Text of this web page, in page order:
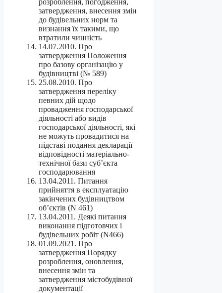
розроблення, погодження,
затвердження, внесення змін
до будівельних норм та
визнання їх такими, що
втратили чинність
14.07.2010. Про
затвердження Положення
про базову організацію у
будівництві (№ 589)
25.08.2010. Про
затвердження переліку
певних дій щодо
провадження господарської
діяльності або видів
господарської діяльності, які
не можуть провадитися на
підставі подання декларації
відповідності матеріально-
технічної бази суб’єкта
господарювання
13.04.2011. Питання
прийняття в експлуатацію
закінчених будівництвом
об’єктів (N 461)
13.04.2011. Деякі питання
виконання підготовчих і
будівельних робіт (N466)
01.09.2021. Про
затвердження Порядку
розроблення, оновлення,
внесення змін та
затвердження містобудівної
документації